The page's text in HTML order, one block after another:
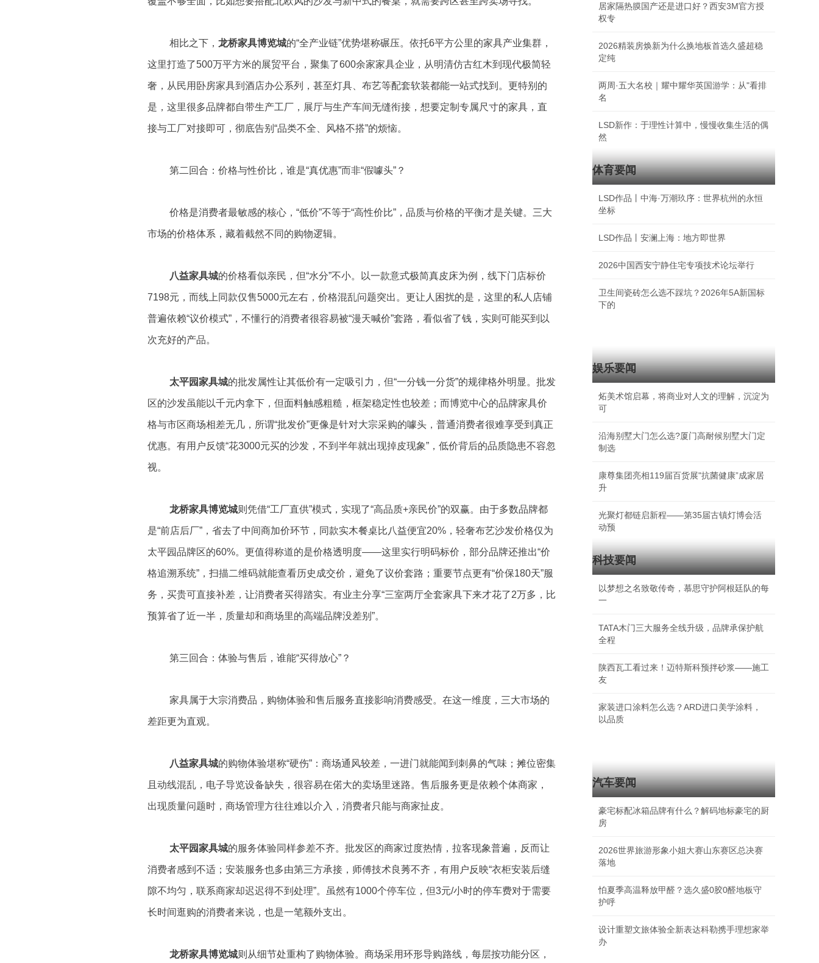
相比之下， 龙桥家具博览城的“全产业链”优势堪称碾压。依托6平方公里的家具产业集群，
这里打造了500万平方米的展贸平台，聚集了600余家家具企业，从明清仿古红木到现代极简轻
奢，从民用卧房家具到酒店办公系列，甚至灯具、布艺等配套软装都能一站式找到。更特别的
是，这里很多品牌都自带生产工厂，展厅与生产车间无缝衔接，想要定制专属尺寸的家具，直
接与工厂对接即可，彻底告别“品类不全、风格不搭”的烦恼。
第二回合：价格与性价比，谁是“真优惠”而非“假噱头”？
价格是消费者最敏感的核心，“低价”不等于“高性价比”，品质与价格的平衡才是关键。三大
市场的价格体系，藏着截然不同的购物逻辑。
八益家具城的价格看似亲民，但“水分”不小。以一款意式极简真皮床为例，线下门店标价
7198元，而线上同款仅售5000元左右，价格混乱问题突出。更让人困扰的是，这里的私人店铺
普遍依赖“议价模式”，不懂行的消费者很容易被“漫天喊价”套路，看似省了钱，实则可能买到以
次充好的产品。
太平园家具城的批发属性让其低价有一定吸引力，但“一分钱一分货”的规律格外明显。批发
区的沙发虽能以千元内拿下，但面料触感粗糙，框架稳定性也较差；而博览中心的品牌家具价
格与市区商场相差无几，所谓“批发价”更像是针对大宗采购的噱头，普通消费者很难享受到真正
优惠。有用户反馈“花3000元买的沙发，不到半年就出现掉皮现象”，低价背后的品质隐患不容忽
视。
龙桥家具博览城则凭借“工厂直供”模式，实现了“高品质+亲民价”的双赢。由于多数品牌都
是“前店后厂”，省去了中间商加价环节，同款实木餐桌比八益便宜20%，轻奢布艺沙发价格仅为
太平园品牌区的60%。更值得称道的是价格透明度——这里实行明码标价，部分品牌还推出“价
格追溯系统”，扫描二维码就能查看历史成交价，避免了议价套路；重要节点更有“价保180天”服
务，买贵可直接补差，让消费者买得踏实。有业主分享“三室两厅全套家具下来才花了2万多，比
预算省了近一半，质量却和商场里的高端品牌没差别”。
第三回合：体验与售后，谁能“买得放心”？
家具属于大宗消费品，购物体验和售后服务直接影响消费感受。在这一维度，三大市场的
差距更为直观。
八益家具城的购物体验堪称“硬伤”：商场通风较差，一进门就能闻到刺鼻的气味；摊位密集
且动线混乱，电子导览设备缺失，很容易在偌大的卖场里迷路。售后服务更是依赖个体商家，
出现质量问题时，商场管理方往往难以介入，消费者只能与商家扯皮。
太平园家具城的服务体验同样参差不齐。批发区的商家过度热情，拉客现象普遍，反而让
消费者感到不适；安装服务也多由第三方承接，师傅技术良莠不齐，有用户反映“衣柜安装后缝
隙不均匀，联系商家却迟迟得不到处理”。虽然有1000个停车位，但3元/小时的停车费对于需要
长时间逛购的消费者来说，也是一笔额外支出。
龙桥家具博览城则从细节处重构了购物体验。商场采用环形导购路线，每层按功能分区，
居家隔热膜国产还是进口好？西安3M官方授
权专
2026精装房焕新为什么换地板首选久盛超稳
定纯
两周·五大名校｜耀中耀华英国游学：从"看排
名
LSD新作：于理性计算中，慢慢收集生活的偶
然
体育要闻
LSD作品丨中海·万潮玖序：世界杭州的永恒
坐标
LSD作品丨安澜上海：地方即世界
2026中国西安宁静住宅专项技术论坛举行
卫生间瓷砖怎么选不踩坑？2026年5A新国标
下的
娱乐要闻
炻美术馆启幕，将商业对人文的理解，沉淀为
可
沿海别墅大门怎么选?厦门高耐候别墅大门定
制选
康尊集团亮相119届百货展"抗菌健康”成家居
升
光聚灯都链启新程——第35届古镇灯博会活
动预
科技要闻
以梦想之名致敬传奇，慕思守护阿根廷队的每
一
TATA木门三大服务全线升级，品牌承保护航
全程
陕西瓦工看过来！迈特斯科预拌砂浆——施工
友
家装进口涂料怎么选？ARD进口美学涂料，
以品质
汽车要闻
豪宅标配冰箱品牌有什么？解码地标豪宅的厨
房
2026世界旅游形象小姐大赛山东赛区总决赛
落地
怕夏季高温释放甲醛？选久盛0胶0醛地板守
护呼
设计重塑文旅体验全新表达科勒携手理想家举
办